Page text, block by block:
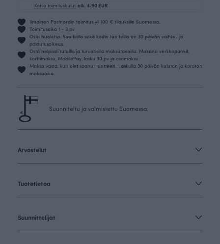
Katso toimituskulut alk. 4.90 EUR
Ilmainen Postnordin toimitus yli 100 € tilauksille Suomessa.
Toimitusaika 1 - 3 pv
Osta huoletta. Vaatteilla sekä kodin tuotteilla on 30 päivän vaihto- ja
palautusoikeus.
Osta helposti tutuilla ja turvallisilla maksutavoilla. Mukana verkkopankit,
korttimaksu, MobilePay, lasku 30 pv ja osamaksu.
Maksa vasta, kun olet saanut tuotteen. Laskulla 30 päivän kuluton ja koroton
maksuaika.
Suunniteltu ja valmistettu Suomessa.
Arvostelut
Tuotetietoa
Suunnittelijat